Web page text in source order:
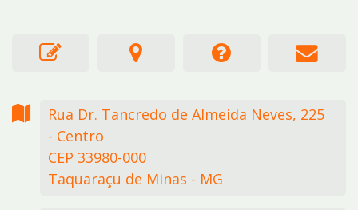
Rua Dr. Tancredo de Almeida Neves, 225
- Centro
CEP 33980-000
Taquaraçu de Minas - MG